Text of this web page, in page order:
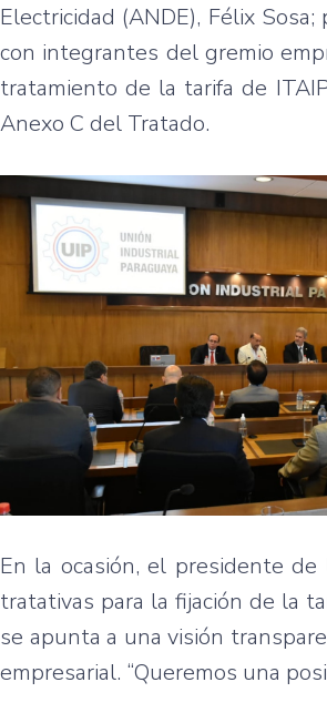
Electricidad (ANDE), Félix
con integrantes del gremio
tratamiento de la tarifa de
Anexo C del Tratado.
En la ocasión, el presidente
tratativas para la fijación de la
se apunta a una visión
empresarial. “Queremos una